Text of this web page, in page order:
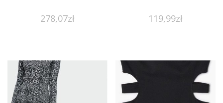
278,07zł 119,99zł